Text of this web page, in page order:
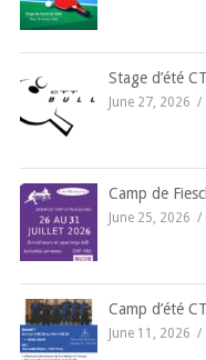
Stage d’été
June 27, 2026
Camp de
June 25, 2026
Camp d’été
June 11, 2026